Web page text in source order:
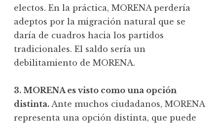
electos. En la práctica, MORENA perdería
adeptos por la migración natural que se
daría de cuadros hacia los partidos
tradicionales. El saldo sería un
debilitamiento de MORENA.
3. MORENA es visto como una opción
distinta. Ante muchos ciudadanos, MORENA
representa una opción distinta, que puede